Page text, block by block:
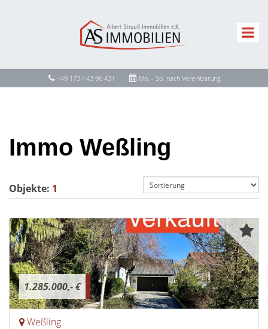
+49 173 / 43 96 431 Mo. - So. nach Vereinbarung
Immo Weßling
Objekte: 1
1.285.000,- €
Weßling